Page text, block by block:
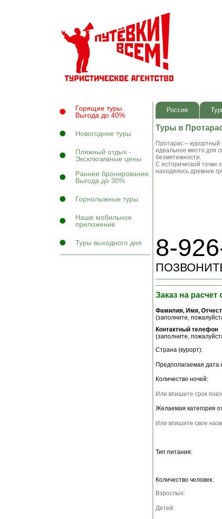
Горящие туры.
Выгода до 40%
Новогодние туры
Пляжный отдых -
Эксклюзивные цены
Раннее бронирование.
Выгода до 30%
Горнолыжные туры
Наше мобильное
приложение
Туры выходного дня
Россия
Туры в
Протарас – курортный
идеальное место для
безмятежности.
С исторической точки
находилось древнее
8-
Заказ на расчет
Фамилия, Имя,
(заполните,
Контактный телефон
(заполните,
Страна (курорт):
Предполагаемая дата
Количество ночей:
Или впишите срок
Желаемая категория
Или впишите свое
Тип питания:
Количество человек:
Взрослых:
Детей: